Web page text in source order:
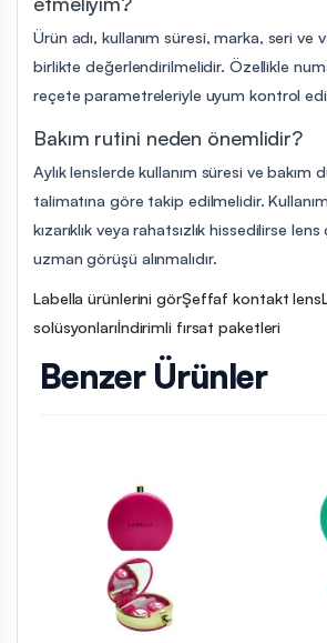
Ürün adı, kullanım süresi, marka, seri ve
birlikte değerlendirilmelidir. Özellikle
reçete parametreleriyle uyum kontrol
Bakım rutini neden önemlidir?
Aylık lenslerde kullanım süresi ve bakım
talimatına göre takip edilmelidir.
kızarıklık veya rahatsızlık hissedilirse lens
uzman görüşü alınmalıdır.
Labella ürünlerini görŞeffaf kontakt lens
solüsyonlarıİndirimli fırsat paketleri
Benzer Ürünler